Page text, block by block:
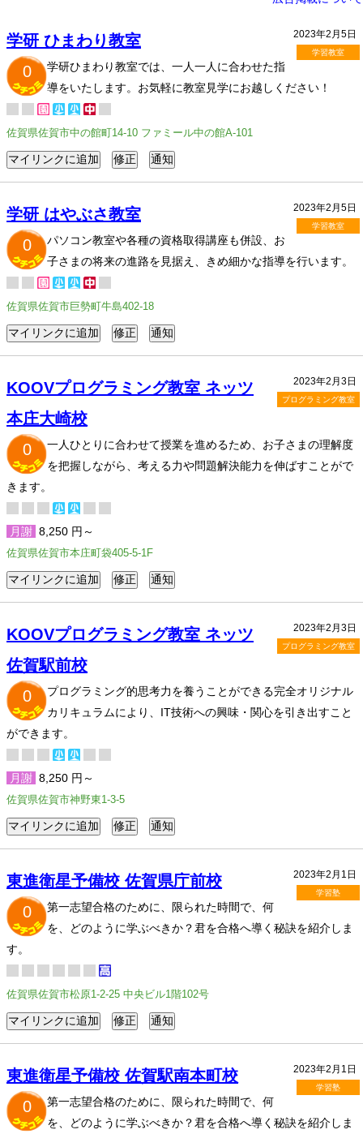
2023年2月5日
学習教室
学研 ひまわり教室
0
学研ひまわり教室では、一人一人に合わせた指
導をいたします。お気軽に教室見学にお越しください！
佐賀県佐賀市中の館町14-10 ファミール中の館A-101
2023年2月5日
学習教室
学研 はやぶさ教室
0
パソコン教室や各種の資格取得講座も併設、お
子さまの将来の進路を見据え、きめ細かな指導を行います。
佐賀県佐賀市巨勢町牛島402-18
2023年2月3日
プログラミング教室
KOOVプログラミング教室 ネッツ
本庄大崎校
0
一人ひとりに合わせて授業を進めるため、お子さまの理解度
を把握しながら、考える力や問題解決能力を伸ばすことがで
きます。
月謝 8,250 円～
佐賀県佐賀市本庄町袋405-5-1F
2023年2月3日
プログラミング教室
KOOVプログラミング教室 ネッツ
佐賀駅前校
0
プログラミング的思考力を養うことができる完全オリジナル
カリキュラムにより、IT技術への興味・関心を引き出すこと
ができます。
月謝 8,250 円～
佐賀県佐賀市神野東1-3-5
2023年2月1日
学習塾
東進衛星予備校 佐賀県庁前校
0
第一志望合格のために、限られた時間で、何
を、どのように学ぶべきか？君を合格へ導く秘訣を紹介しま
す。
佐賀県佐賀市松原1-2-25 中央ビル1階102号
2023年2月1日
学習塾
東進衛星予備校 佐賀駅南本町校
0
第一志望合格のために、限られた時間で、何
を、どのように学ぶべきか？君を合格へ導く秘訣を紹介しま